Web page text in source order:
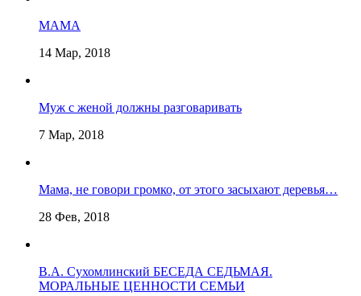
МАМА
14 Мар, 2018
Муж с женой должны разговаривать
7 Мар, 2018
Мама, не говори громко, от этого засыхают деревья…
28 Фев, 2018
В.А. Сухомлинский БЕСЕДА СЕДЬМАЯ.
МОРАЛЬНЫЕ ЦЕННОСТИ СЕМЬИ